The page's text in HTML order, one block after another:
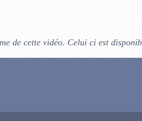
de cette vidéo. Celui ci est